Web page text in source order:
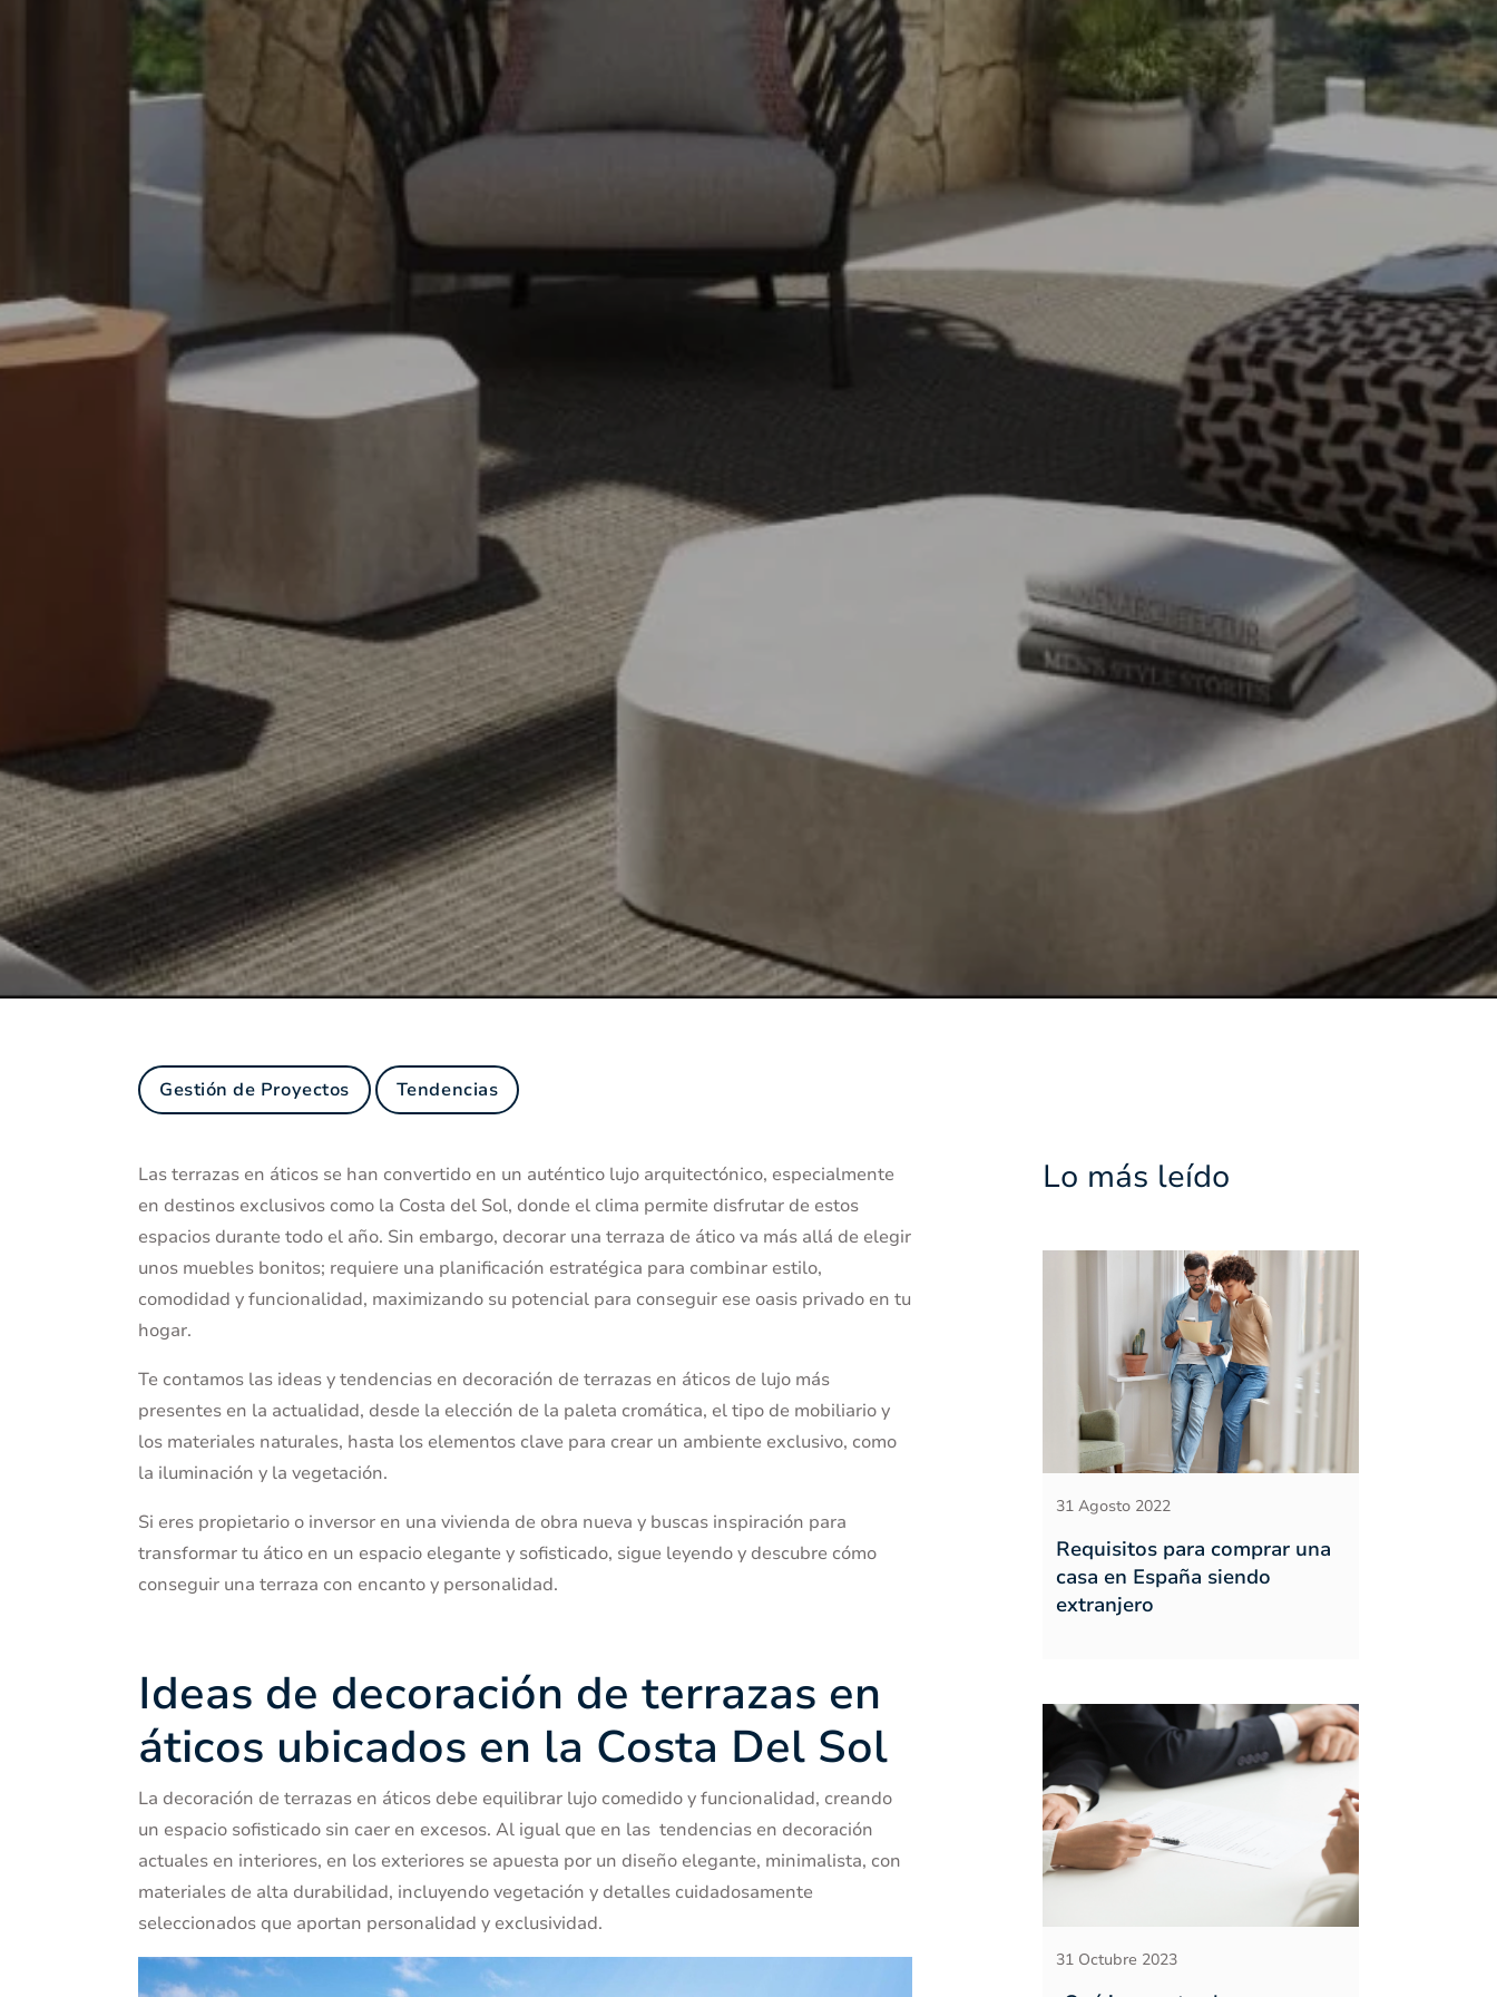
Gestión de Proyectos Tendencias
Las terrazas en áticos se han convertido en un auténtico lujo arquitectónico, especialmente
en destinos exclusivos como la Costa del Sol, donde el clima permite disfrutar de estos
espacios durante todo el año. Sin embargo, decorar una terraza de ático va más allá de elegir
unos muebles bonitos; requiere una planificación estratégica para combinar estilo,
comodidad y funcionalidad, maximizando su potencial para conseguir ese oasis privado en tu
hogar.
Te contamos las ideas y tendencias en decoración de terrazas en áticos de lujo más
presentes en la actualidad, desde la elección de la paleta cromática, el tipo de mobiliario y
los materiales naturales, hasta los elementos clave para crear un ambiente exclusivo, como
la iluminación y la vegetación.
Si eres propietario o inversor en una vivienda de obra nueva y buscas inspiración para
transformar tu ático en un espacio elegante y sofisticado, sigue leyendo y descubre cómo
conseguir una terraza con encanto y personalidad.
Ideas de decoración de terrazas en
áticos ubicados en la Costa Del Sol
La decoración de terrazas en áticos debe equilibrar lujo comedido y funcionalidad, creando
un espacio sofisticado sin caer en excesos. Al igual que en las tendencias en decoración
actuales en interiores, en los exteriores se apuesta por un diseño elegante, minimalista, con
materiales de alta durabilidad, incluyendo vegetación y detalles cuidadosamente
seleccionados que aportan personalidad y exclusividad.
Lo más leído
31 Agosto 2022
Requisitos para comprar una
casa en España siendo
extranjero
31 Octubre 2023